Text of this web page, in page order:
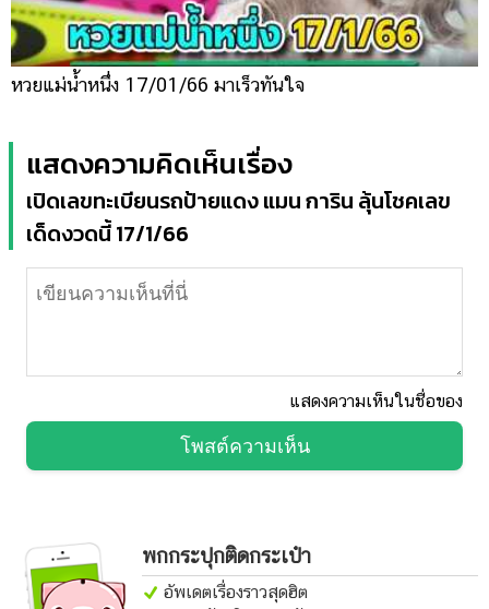
หวยแม่น้ำหนึ่ง 17/01/66 มาเร็วทันใจ
แสดงความคิดเห็นเรื่อง
เปิดเลขทะเบียนรถป้ายแดง แมน การิน ลุ้นโชคเลข
เด็ดงวดนี้ 17/1/66
แสดงความเห็นในชื่อของ
โพสต์ความเห็น
พกกระปุกติดกระเป๋า
อัพเดตเรื่องราวสุดฮิต